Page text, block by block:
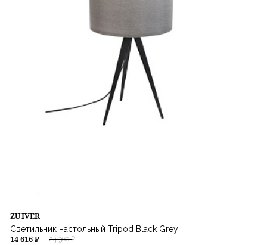
ZUIVER
Светильник настольный Tripod Black Grey
24 360 ₽
14 616 ₽